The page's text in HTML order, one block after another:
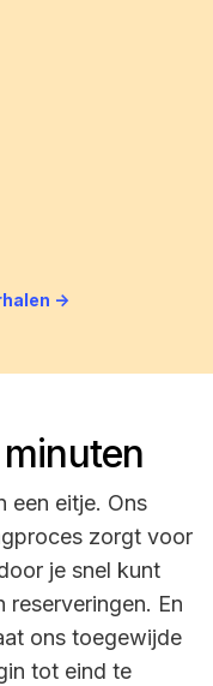
->
een eitje. Ons
zorgt voor
je snel kunt
reserveringen. En
ons toegewijde
tot eind te